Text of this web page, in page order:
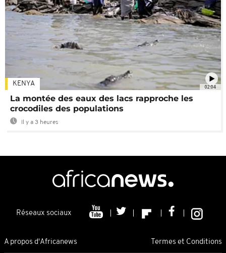
02:04
KENYA
La montée des eaux des lacs rapproche les
crocodiles des populations
Il y a 3 heures
Réseaux sociaux
A propos d'Africanews Termes et Conditions